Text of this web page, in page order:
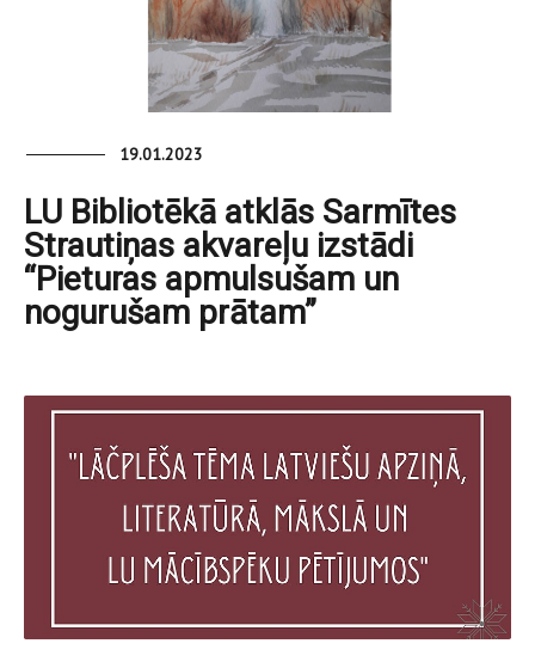
19.01.2023
LU Bibliotēkā atklās Sarmītes
Strautiņas akvareļu izstādi
“Pieturas apmulsušam un
nogurušam prātam”